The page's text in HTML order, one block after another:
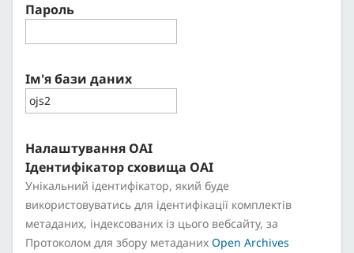
Пароль
Ім'я бази даних
Налаштування OAI
Ідентифікатор сховища OAI
Унікальний ідентифікатор, який буде
використовуватись для ідентифікації комплектів
метаданих, індексованих із цього вебсайту, за
Протоколом для збору метаданих Open Archives